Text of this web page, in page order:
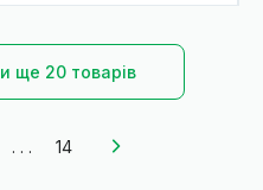
ще 20 товарів
. . . 14